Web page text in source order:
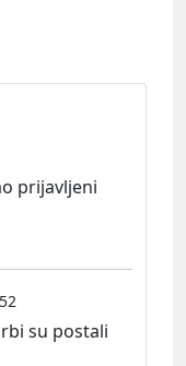
prijavljeni
su postali